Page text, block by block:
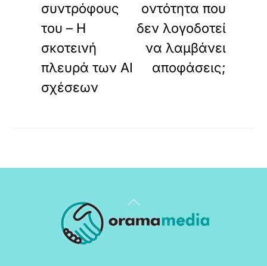
συντρόφους
του – Η
σκοτεινή
πλευρά των AI
σχέσεων
οντότητα που
δεν λογοδοτεί
να λαμβάνει
αποφάσεις;
Back
To